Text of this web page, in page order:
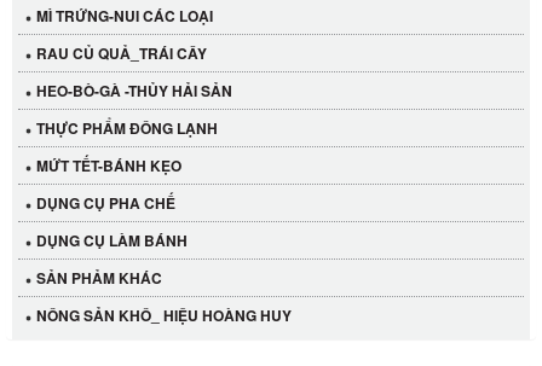
MÌ TRỨNG-NUI CÁC LOẠI
RAU CỦ QUẢ_TRÁI CÂY
HEO-BÒ-GÀ -THỦY HẢI SẢN
THỰC PHẨM ĐÔNG LẠNH
MỨT TẾT-BÁNH KẸO
DỤNG CỤ PHA CHẾ
DỤNG CỤ LÀM BÁNH
SẢN PHẢM KHÁC
NÔNG SẢN KHÔ_ HIỆU HOÀNG HUY
LỐC 12 HỦ Tương xí muội LKK 260g